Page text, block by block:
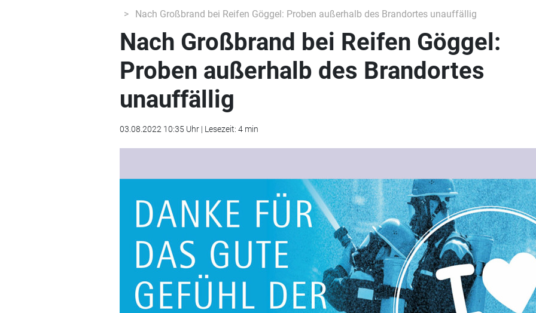
Nach Großbrand bei Reifen Göggel: Proben außerhalb des Brandortes unauffällig
Nach Großbrand bei Reifen Göggel:
Proben außerhalb des Brandortes
unauffällig
03.08.2022 10:35 Uhr | Lesezeit: 4 min